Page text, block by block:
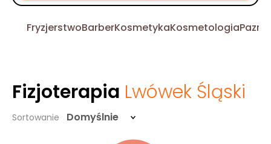
FryzjerstwoBarberKosmetykaKosmetologia
Fizjoterapia Lwówek Śląski
Sortowanie Domyślnie